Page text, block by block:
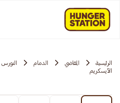
الرئيسية المقاضي الدمام
الآيسكريم